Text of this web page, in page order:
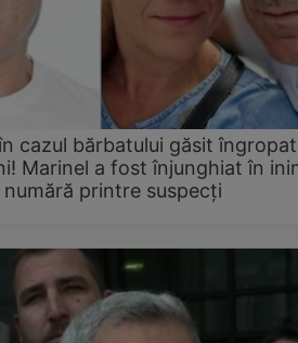
cazul bărbatului găsit
Marinel a fost înjunghiat în
printre suspecți